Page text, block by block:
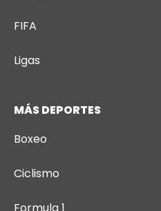
FIFA
Ligas
MÁS DEPORTES
Boxeo
Ciclismo